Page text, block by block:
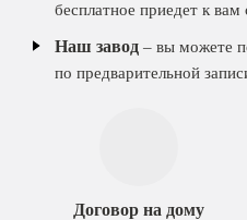
бесплатное приедет к
Наш завод – вы можете
по предварительной
Договор на дому